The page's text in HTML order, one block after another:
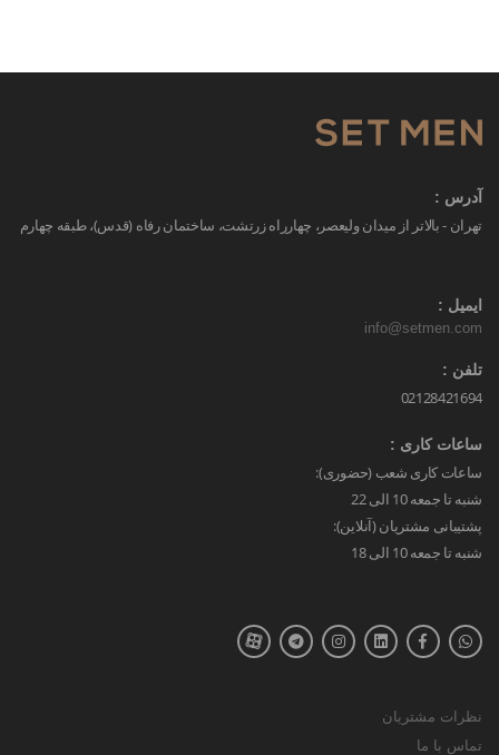
آدرس :
تهران - بالاتر از میدان ولیعصر، چهارراه زرتشت، ساختمان رفاه (قدس)، طبقه چهارم
ایمیل :
info@setmen.com
تلفن :
02128421694
ساعات کاری :
ساعات کاری شعب (حضوری):
شنبه تا جمعه 10 الی 22
پشتیبانی مشتریان (آنلاین):
شنبه تا جمعه 10 الی 18
نظرات مشتریان
تماس با ما